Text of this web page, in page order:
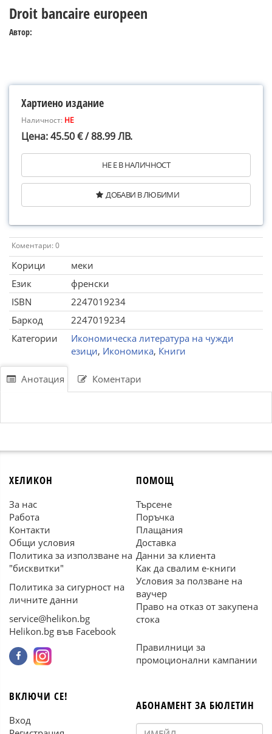
Droit bancaire europeen
Автор:
Хартиено издание
Наличност: НЕ
Цена: 45.50 € / 88.99 ЛВ.
НЕ Е В НАЛИЧНОСТ
ДОБАВИ В ЛЮБИМИ
Коментари: 0
Корици
меки
Език
френски
ISBN
2247019234
Баркод
2247019234
Категории
Икономическа литература на чужди
езици, Икономика, Книги
Анотация Коментари
ХЕЛИКОН
За нас
Работа
Контакти
Общи условия
Политика за използване на
"бисквитки"
Политика за сигурност на
личните данни
service@helikon.bg
Helikon.bg във Facebook
ПОМОЩ
Търсене
Поръчка
Плащания
Доставка
Данни за клиента
Как да свалим е-книги
Условия за ползване на
ваучер
Право на отказ от закупена
стока
Правилници за
промоционални кампании
ВКЛЮЧИ СЕ!
Вход
АБОНАМЕНТ ЗА БЮЛЕТИН